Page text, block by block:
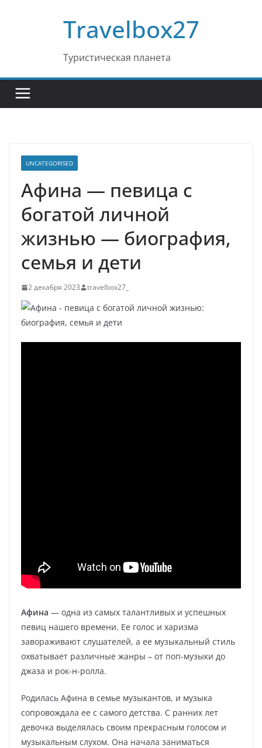
Travelbox27
Туристическая планета
UNCATEGORISED
Афина — певица с
богатой личной
жизнью — биография,
семья и дети
2 декабря 2023 travelbox27_
Афина — одна из самых талантливых и успешных
певиц нашего времени. Ее голос и харизма
завораживают слушателей, а ее музыкальный стиль
охватывает различные жанры – от поп-музыки до
джаза и рок-н-ролла.
Родилась Афина в семье музыкантов, и музыка
сопровождала ее с самого детства. С ранних лет
девочка выделялась своим прекрасным голосом и
музыкальным слухом. Она начала заниматься